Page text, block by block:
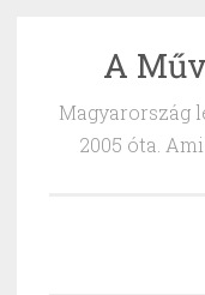
content
A
Magyarország
2005 óta.